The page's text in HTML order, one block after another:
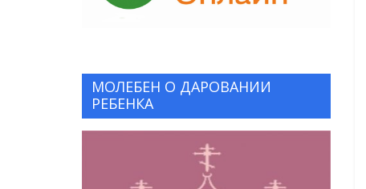
МОЛЕБЕН О ДАРОВАНИИ
РЕБЕНКА